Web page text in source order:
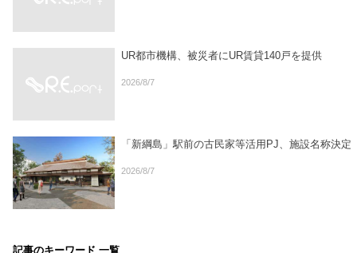
UR都市機構、被災者にUR賃貸140戸を提供
2026/8/7
「新綱島」駅前の古民家等活用PJ、施設名称決定
2026/8/7
記事のキーワード 一覧